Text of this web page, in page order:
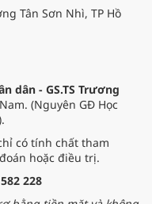
Tân Sơn Nhì, TP Hồ
dân - GS.TS Trương
(Nguyên GĐ Học
có tính chất tham
hoặc điều trị.
228